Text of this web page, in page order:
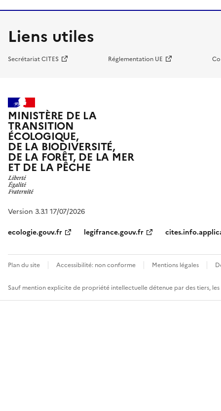
Liens utiles
Secrétariat CITES Réglementation UE
MINISTÈRE DE LA
TRANSITION
ÉCOLOGIQUE,
DE LA BIODIVERSITÉ,
DE LA FORÊT, DE LA MER
ET DE LA PÊCHE
Version 3.3.1 17/07/2026
ecologie.gouv.fr
legifrance.gouv.fr
Plan du site Accessibilité: non conforme Mentions légales
Sauf mention explicite de propriété intellectuelle détenue par des tiers,